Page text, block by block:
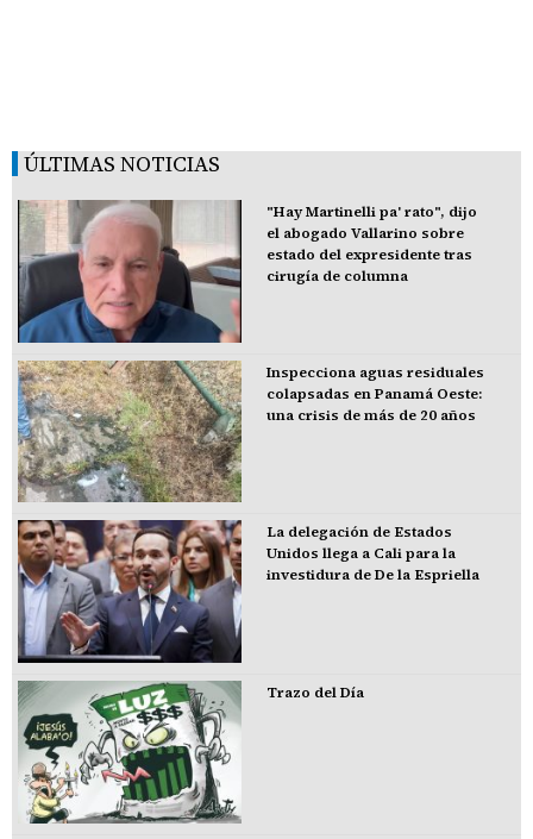
ÚLTIMAS NOTICIAS
"Hay Martinelli pa' rato", dijo
el abogado Vallarino sobre
estado del expresidente tras
cirugía de columna
Inspecciona aguas residuales
colapsadas en Panamá Oeste:
una crisis de más de 20 años
La delegación de Estados
Unidos llega a Cali para la
investidura de De la Espriella
Trazo del Día